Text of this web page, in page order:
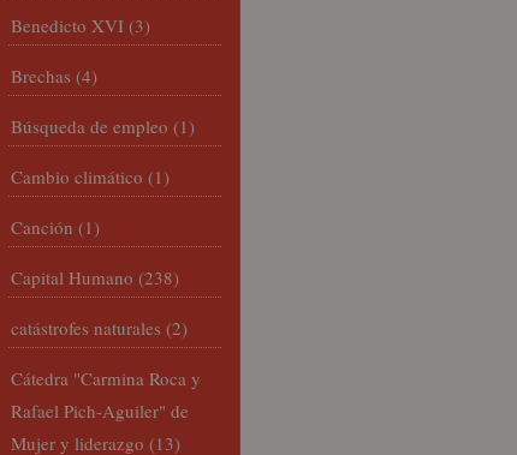
Benedicto XVI (3)
Brechas (4)
Búsqueda de empleo (1)
Cambio climático (1)
Canción (1)
Capital Humano (238)
catástrofes naturales (2)
Cátedra "Carmina Roca y
Rafael Pich-Aguiler" de
Mujer y liderazgo (13)